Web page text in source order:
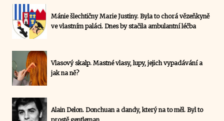
Mánie šlechtičny Marie Justiny. Byla to chorá vězeňkyně
ve vlastním paláci. Dnes by stačila ambulantní léčba
Vlasový skalp. Mastné vlasy, lupy, jejich vypadávání a
jak na ně?
Alain Delon. Donchuan a dandy, který na to měl. Byl to